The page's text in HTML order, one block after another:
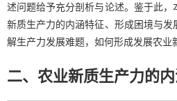
述问题给予充分剖析与论述。鉴于此
新质生产力的内涵特征、形成困境与
解生产力发展难题，如何形成发展农业
二、农业新质生产力的